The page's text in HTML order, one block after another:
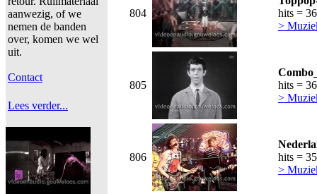
aanwezig, of we
nemen de banden
over, komen we wel
uit.
Contact
Lees verder...
804
hits =
>
805
hits =
>
806
hits =
>